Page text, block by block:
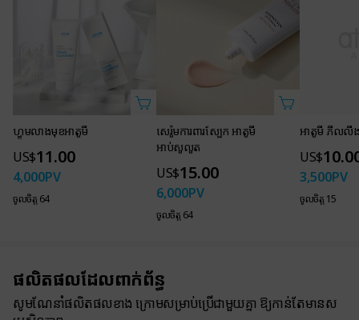
High Quality of
Raw Materials
ATOMY BB CREAM
Easily brightens
any skin type
ហ្វូមលាងមុខអាតូមី
US$11.00
4,000PV
ចូលចិត្ត 64
សេរ៉ូមការពារស្បែក អាតូមី
អាប់សូលូត
US$15.00
6,000PV
ចូលចិត្ត 64
អាតូមី ភីលលីង
US$
3,500PV
ចូលចិត្ត 15
ផលិតផលដែលពាក់ព័ន្ធ
សូមណែនាំផលិតផលខាង ក្រោមសម្រាប់ប្រើជាមួយគ្នា ឱ្យកាន់តែមានស